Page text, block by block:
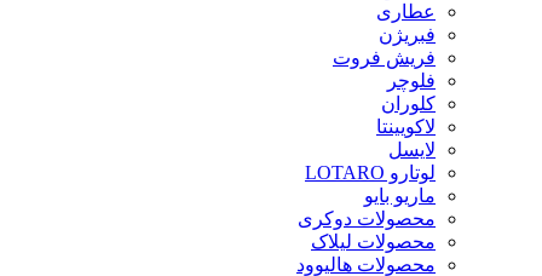
عطاری
فبریژن
فریش فروت
فلوچر
کلوران
لاکویینتا
لایسل
لوتارو LOTARO
ماریو بایو
محصولات دوکری
محصولات لیلاک
محصولات هالیوود